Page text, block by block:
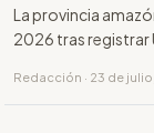
La provincia
2026 tras registrar
Redacción · 23 de